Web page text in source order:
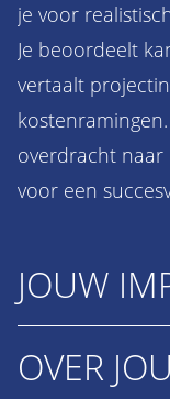
je voor
Je beoordeelt
vertaalt
overdracht naar
voor een
JOUW
Met jouw werk
OVER JOU